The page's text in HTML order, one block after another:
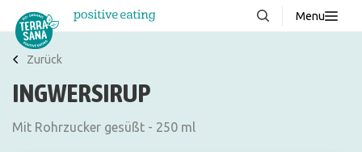
Menu
Über uns
Wissenswertes
Zurück
INGWERSIRUP
Mit Rohrzucker gesüßt - 250 ml